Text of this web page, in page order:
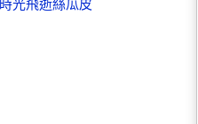
時光飛逝絲瓜皮